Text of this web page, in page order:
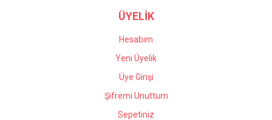
ÜYELİK
Hesabım
Yeni Üyelik
Üye Girişi
Şifremi Unuttum
Sepetiniz